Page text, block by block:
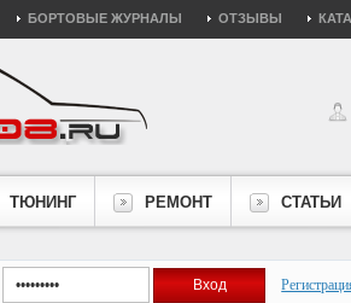
БОРТОВЫЕ ЖУРНАЛЫ ОТЗЫВЫ
ТЮНИНГ РЕМОНТ СТАТЬИ